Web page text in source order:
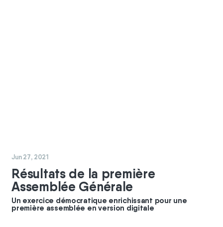
#coopérateurs
Jun 27, 2021
Résultats de la première
Assemblée Générale
Un exercice démocratique enrichissant pour une
première assemblée en version digitale